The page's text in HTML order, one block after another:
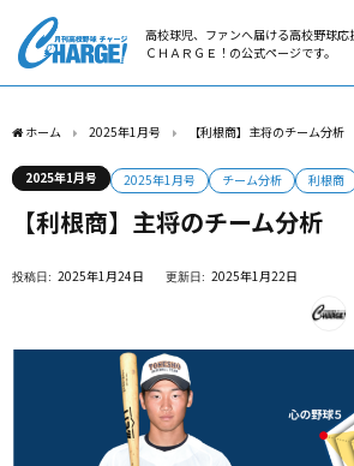
高校球児、ファンへ届ける高校野球応
ＣＨＡＲＧＥ！の公式ページです。
ホーム 2025年1月号 【利根商】主将のチーム分析
2025年1月号 2025年1月号 チーム分析 利根商
【利根商】主将のチーム分析
2025年1月24日 2025年1月22日